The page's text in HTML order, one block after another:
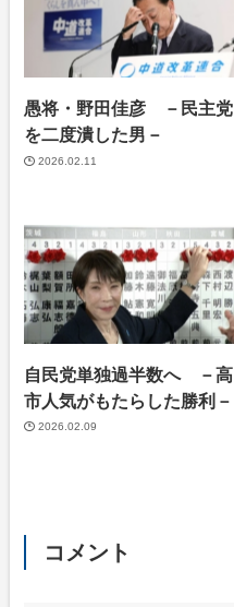
愚将・野田佳彦 －民主党
を二度潰した男－
2026.02.11
自民党単独過半数へ －高
市人気がもたらした勝利－
2026.02.09
コメント